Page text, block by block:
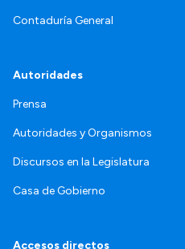
Contaduría General
Autoridades
Prensa
Autoridades y Organismos
Discursos en la Legislatura
Casa de Gobierno
Accesos directos